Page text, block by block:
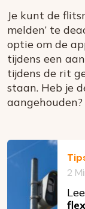
Je kunt de
melden’ te
optie om de
tijdens een
tijdens de rit
staan. Heb je
2